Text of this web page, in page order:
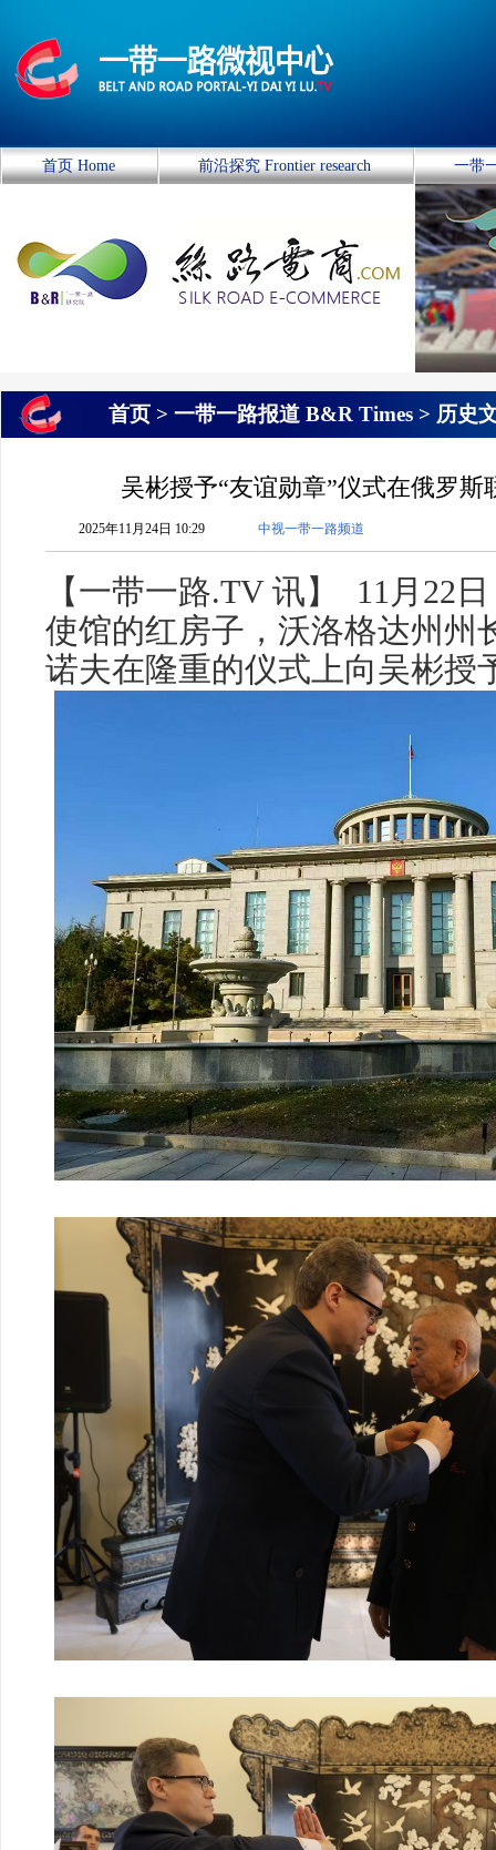
首页 Home 前沿探究 Frontier research 一带
首页 > 一带一路报道 B&R Times > 历史
吴彬授予“友谊勋章”仪式在俄罗斯
2025年11月24日 10:29 中视一带一路频道
【一带一路.TV 讯】 11月22
使馆的红房子，沃洛格达州州
诺夫在隆重的仪式上向吴彬授